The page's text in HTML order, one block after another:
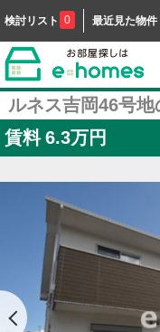
検討リスト 0 最近見た物件
ルネス吉岡46号
賃料 6.3万円